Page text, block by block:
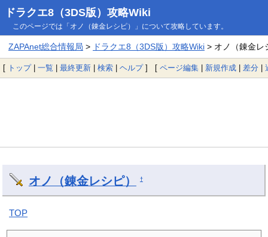
ドラクエ8（3DS版）攻略Wiki
このページでは「オノ（錬金レシピ）」について攻略しています。
ZAPAnet総合情報局 > ドラクエ8（3DS版）攻略Wiki> オノ（錬金レ
[ トップ| 一覧 | 最終更新 | 検索 | ヘルプ] [ ページ編集 | 新規作成 | 差分 |
オノ（錬金レシピ） †
TOP